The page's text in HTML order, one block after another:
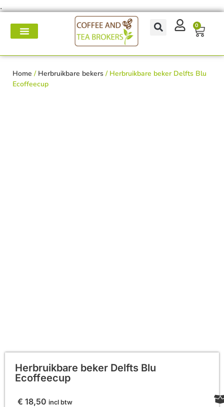
.
0
Home / Herbruikbare bekers / Herbruikbare beker Delfts Blu
Ecoffeecup
Herbruikbare beker Delfts Blu
Ecoffeecup
€ 18,50 incl btw